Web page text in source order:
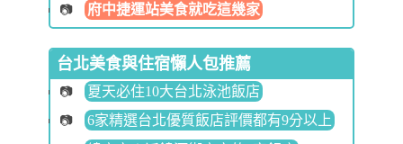
府中捷運站美食就吃這幾家
台北美食與住宿懶人包推薦
夏天必住10大台北泳池飯店
6家精選台北優質飯店評價都有9分以上